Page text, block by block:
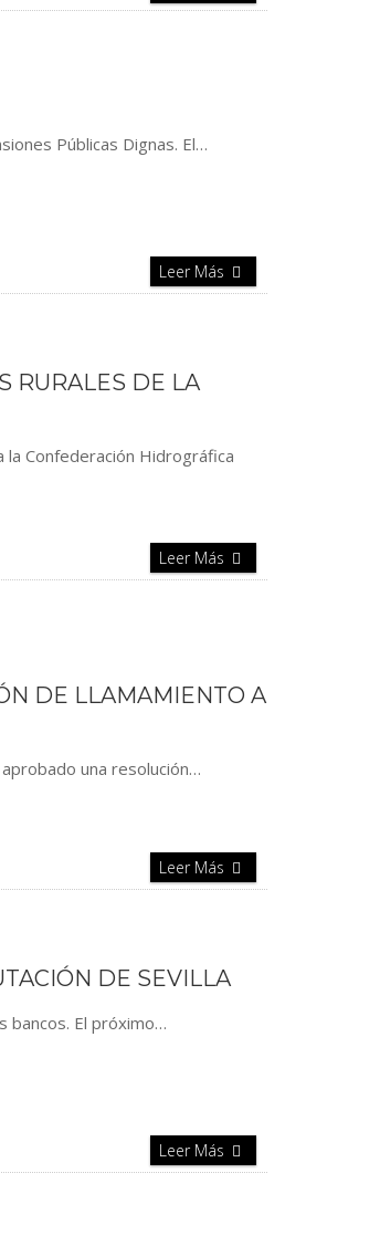
Públicas Dignas. El…
Leer Más
RURALES DE LA
la Confederación Hidrográfica
Leer Más
DE LLAMAMIENTO A
una resolución…
Leer Más
DE SEVILLA
bancos. El próximo…
Leer Más